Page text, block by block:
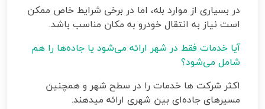
در بسیاری از موارد بله، اما در برخی شرایط خاص ممکن
است نیاز به انتقال خودرو به مکان مناسب باشد.
آیا خدمات فقط در شهر ارائه می‌شود یا جاده‌ها را هم
شامل می‌شود؟
اکثر شرکت‌ ها خدمات را در سطح شهر و همچنین
مسیرهای جاده‌ای بین‌ شهری ارائه میدهند.